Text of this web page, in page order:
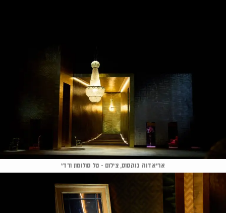
אריאדנה בנקסוס, צילום - טל סולומון ורדי